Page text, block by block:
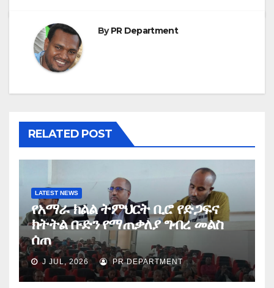
ByPR Department
RELATED POST
LATEST NEWS
የአማራ ክልል ትምህርት ቢሮ የድጋፍና
ክትትል ቡድን የማጠቃለያ ግብረ መልስ
ሰጠ
J JUL, 2026 PR DEPARTMENT